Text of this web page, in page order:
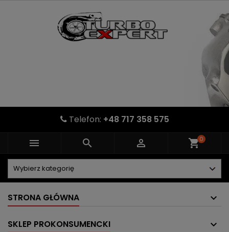
Telefon: +48 717 358 575
   shopping_cart0
STRONA GŁÓWNA
SKLEP PROKONSUMENCKI